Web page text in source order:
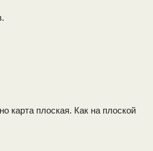
карта плоская. Как на плоской